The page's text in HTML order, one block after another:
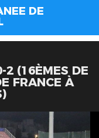
DE
2 (16ÈMES DE
FRANCE À